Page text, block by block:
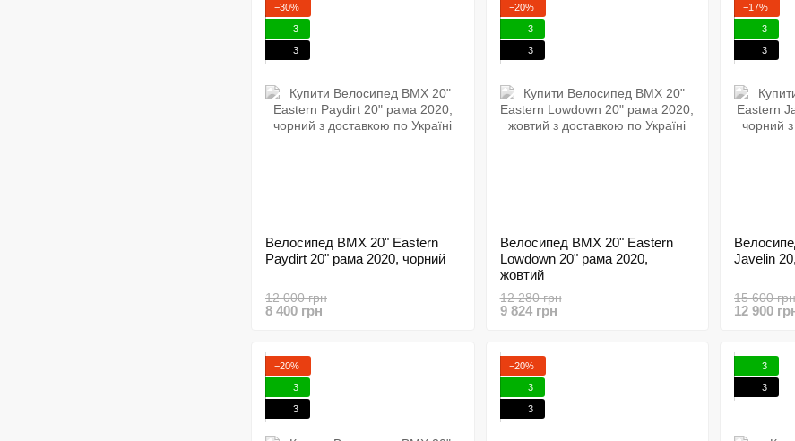
−30%
3
3
Велосипед BMX 20" Eastern
Paydirt 20" рама 2020, чорний
12 000 грн
8 400 грн
−20%
3
3
Велосипед BMX 20" Eastern
Lowdown 20" рама 2020,
жовтий
12 280 грн
9 824 грн
−17%
3
3
Javelin
15 600 грн
12 900
−20%
3
3
−20%
3
3
3
3